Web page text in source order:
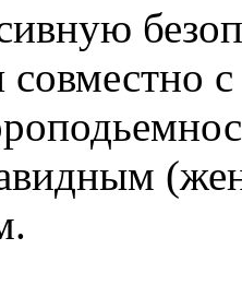
совместно